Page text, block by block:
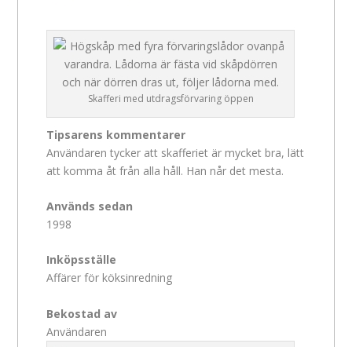
Skafferi med utdragsförvaring öppen
Tipsarens kommentarer
Användaren tycker att skafferiet är mycket bra, lätt
att komma åt från alla håll. Han når det mesta.
Används sedan
1998
Inköpsställe
Affärer för köksinredning
Bekostad av
Användaren